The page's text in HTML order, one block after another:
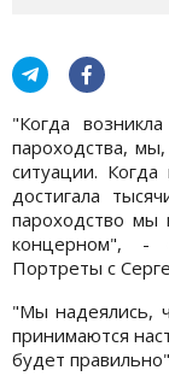
"Когда
пароходства,
ситуации.
достигала
пароходство мы
концерном", -
Портреты с
"Мы надеялись,
принимаются
будет